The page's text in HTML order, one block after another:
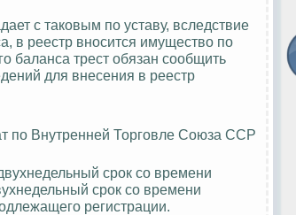
с таковым по уставу, вследствие
в реестр вносится имущество по
баланса трест обязан сообщить
для внесения в реестр
по Внутренней Торговле Союза ССР
срок со времени
срок со времени
регистрации.